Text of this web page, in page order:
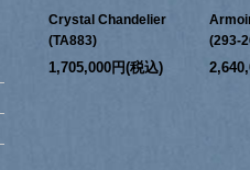
Crystal Chandelier
(TA883)
1,705,000円(税込)
(293-